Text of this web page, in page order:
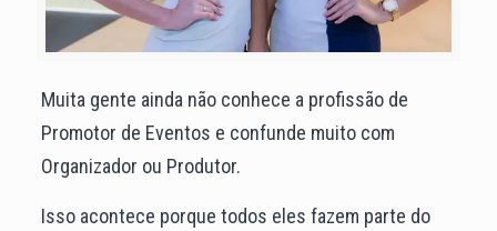
Muita gente ainda não conhece a profissão de
Promotor de Eventos e confunde muito com
Organizador ou Produtor.
Isso acontece porque todos eles fazem parte do